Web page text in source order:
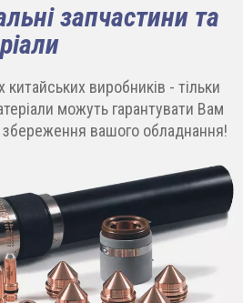
запчастини та
виробників - тільки
можуть гарантувати Вам
збереження вашого обладнання!